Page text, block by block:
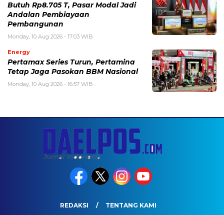
Butuh Rp8.705 T, Pasar Modal Jadi
Andalan Pembiayaan
Pembangunan
Monday, 10 Aug 2026 - 17:03 WIB
Energy
Pertamax Series Turun, Pertamina
Tetap Jaga Pasokan BBM Nasional
Monday, 10 Aug 2026 - 16:57 WIB
REDAKSI TENTANG KAMI